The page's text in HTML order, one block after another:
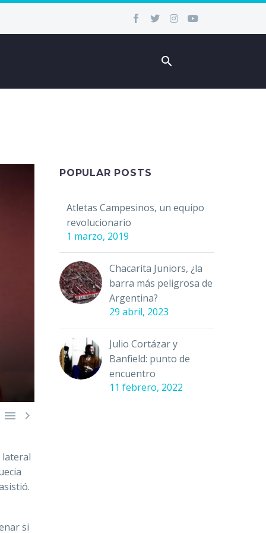
 
lateral
si
POPULAR POSTS
Atletas Campesinos, un equipo
revolucionario
1 marzo, 2019
Chacarita Juniors, ¿la
barra más peligrosa de
Argentina?
29 abril, 2023
Julio Cortázar y
Banfield: punto de
encuentro
11 febrero, 2022